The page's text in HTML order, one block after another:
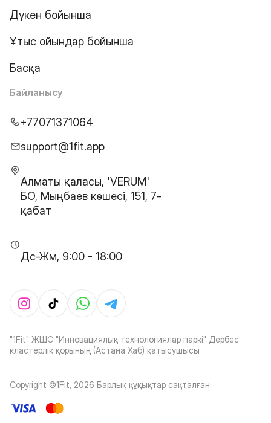
Дүкен бойынша
Ұтыс ойындар бойынша
Басқа
Байланысу
+77071371064
support@1fit.app
Алматы қаласы, 'VERUM'
БО, Мыңбаев көшесі, 151, 7-
қабат
Дс-Жм, 9:00 - 18:00
"1Fit" ЖШС "Инновациялық технологиялар паркі" Дербес
кластерлік қорының (Астана Хаб) қатысушысы
Copyright ©1Fit, 2026 Барлық құқықтар сақталған.